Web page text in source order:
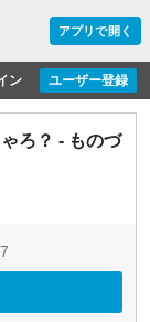
アプリで開く
ユーザー登録
ン
ろ？ - ものづ
7